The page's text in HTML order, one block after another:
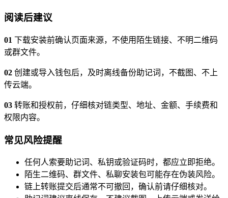
阅读后建议
01 下载安装前确认页面来源，不使用陌生链接、不明二维码
或群文件。
02 创建或导入钱包后，及时离线备份助记词，不截图、不上
传云端。
03 转账和授权前，仔细核对链类型、地址、金额、手续费和
权限内容。
常见风险提醒
任何人索要助记词、私钥或验证码时，都应立即拒绝。
陌生二维码、群文件、私聊安装包可能存在伪装风险。
链上转账提交后通常不可撤回，确认前请仔细核对。